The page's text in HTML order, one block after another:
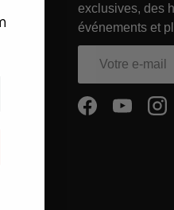
Link
Footer Link
ENTREPRISE Footer Link
Footer Link
exclusives, des
événements et
FacebookYouTube